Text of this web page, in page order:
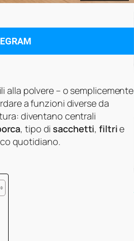
alla polvere – o semplicemente
a funzioni diverse da
diventano centrali
, tipo disacchetti,filtrie
quotidiano.